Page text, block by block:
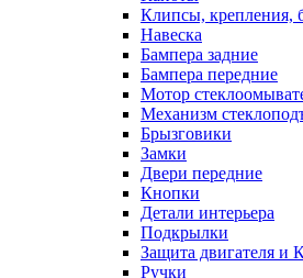
Клипсы, крепления,
Навеска
Бампера задние
Бампера передние
Мотор
Механизм
Брызговики
Замки
Двери передние
Кнопки
Детали интерьера
Подкрылки
Защита двигателя и
Ручки